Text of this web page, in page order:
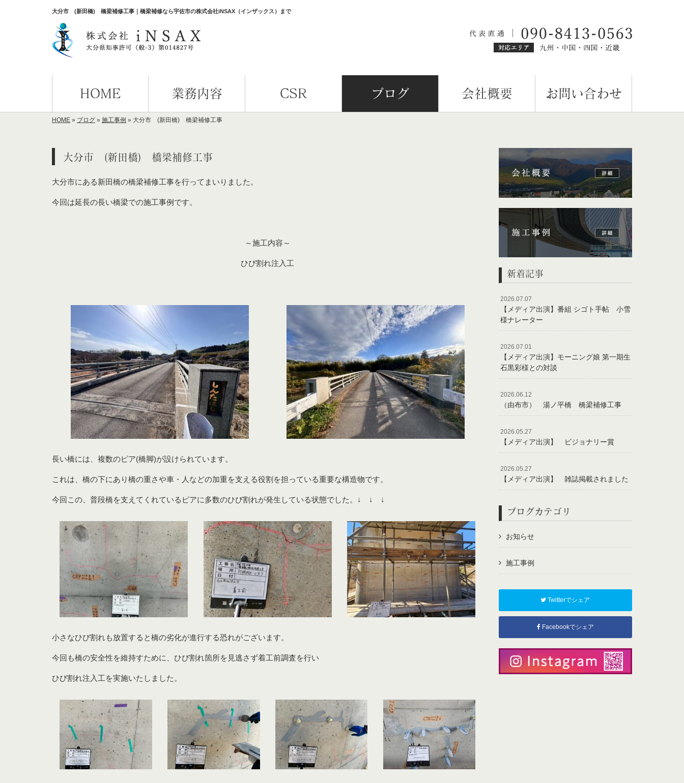
大分市 (新田橋) 橋梁補修工事｜橋梁補修なら宇佐市の株式会社iNSAX（インザックス）まで
HOME 業務内容 CSR ブログ 会社概要 お問い合わせ
HOME » ブログ » 施工事例 » 大分市 (新田橋) 橋梁補修工事
大分市 (新田橋) 橋梁補修工事
大分市にある新田橋の橋梁補修工事を行ってまいりました。
今回は延長の長い橋梁での施工事例です。
～施工内容～
ひび割れ注入工
長い橋には、複数のピア(橋脚)が設けられています。
これは、橋の下にあり橋の重さや車・人などの加重を支える役割を担っている重要な構造物です。
今回この、普段橋を支えてくれているピアに多数のひび割れが発生している状態でした。↓ ↓ ↓
小さなひび割れも放置すると橋の劣化が進行する恐れがございます。
今回も橋の安全性を維持すために、ひび割れ箇所を見逃さず着工前調査を行い
ひび割れ注入工を実施いたしました。
新着記事
2026.07.07
【メディア出演】番組 シゴト手帖 小雪
様ナレーター
2026.07.01
【メディア出演】モーニング娘 第一期生
石黒彩様との対談
2026.06.12
（由布市） 湯ノ平橋 橋梁補修工事
2026.05.27
【メディア出演】 ビジョナリー賞
2026.05.27
【メディア出演】 雑誌掲載されました
ブログカテゴリ
お知らせ
施工事例
Twitterでシェア
Facebookでシェア